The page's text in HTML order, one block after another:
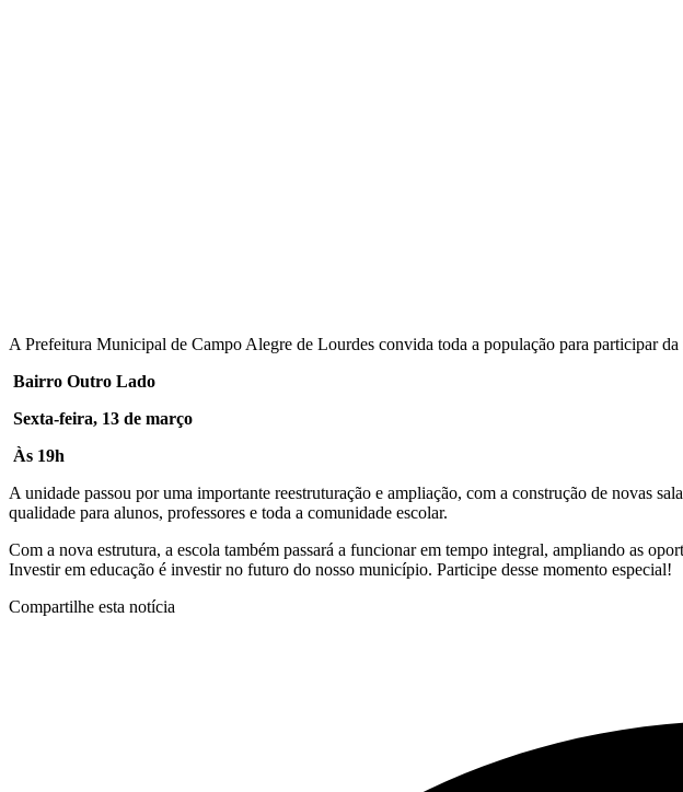
A Prefeitura Municipal de Campo Alegre de Lourdes convida toda a população para participar
Bairro Outro Lado
Sexta-feira, 13 de março
Às 19h
A unidade passou por uma importante reestruturação e ampliação, com a construção de novas
qualidade para alunos, professores e toda a comunidade escolar.
Com a nova estrutura, a escola também passará a funcionar em tempo integral, ampliando as
Investir em educação é investir no futuro do nosso município. Participe desse momento especial!
Compartilhe esta notícia